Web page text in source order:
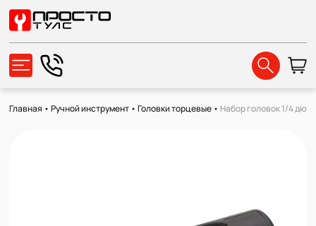
Главная •Ручной инструмент •Головки торцевые • Набор головок 1/4